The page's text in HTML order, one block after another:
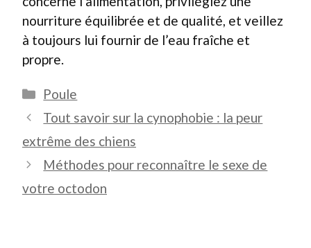
nourriture équilibrée et de qualité, et veillez
à toujours lui fournir de l’eau fraîche et
propre.
Catégories
Poule
Tout savoir sur la cynophobie : la peur
extrême des chiens
Méthodes pour reconnaître le sexe de
votre octodon